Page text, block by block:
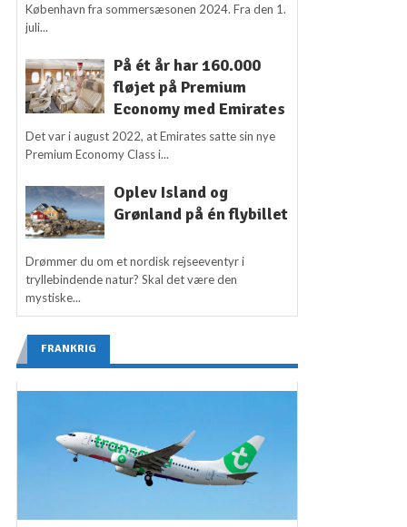
København fra sommersæsonen 2024. Fra den 1.
juli...
På ét år har 160.000
fløjet på Premium
Economy med Emirates
Det var i august 2022, at Emirates satte sin nye
Premium Economy Class i...
Oplev Island og
Grønland på én flybillet
Drømmer du om et nordisk rejseeventyr i
tryllebindende natur? Skal det være den
mystiske...
FRANKRIG